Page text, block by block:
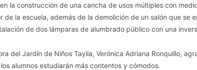
la construcción de una cancha de usos múltiples con
de la escuela, además de la demolición de un salón que se
de dos lámparas de alumbrado público con una
del Jardín de Niños Tayila, Verónica Adriana Ronquillo,
alumnos estudiarán más contentos y cómodos.